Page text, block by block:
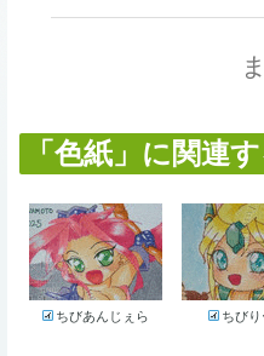
「色紙」に関連
ちびあんじぇら ちび